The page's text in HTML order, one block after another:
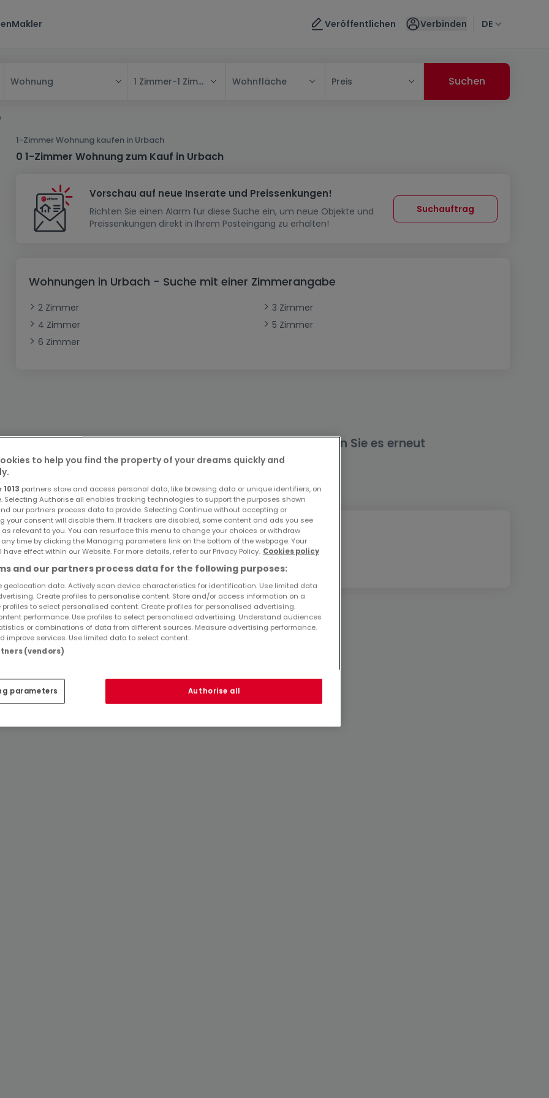
Makler Veröffentlichen Verbinden DE
Wohnung
Haus
Reihenhaus
Doppelhaushälfte
Schloss
Hof
Bauernhaus
Landhaus
Wohnung
Schlafzimmer
1-Zimmer-Apartment
Dreigeschossige Wohnung
Loft
Dachgeschoss
Erdgeschoss
Wohnanlage
Wohnsiedlung
Haus bauen
Musterhaus
Renditeobjekt
Kein Bauland
Gewerbliches Grundstück
Garage - Parkplatz
Carport
Garage
Büro
Büro
Gewerbe
Ladenfläche
Geschäft
1 Zimmer- 1 Zimmer Wohnfläche Preis
1-Zimmer Wohnung kaufen in Urbach
0 1-Zimmer Wohnung zum Kauf in Urbach
Vorschau auf neue Inserate und Preissenkungen!
Richten Sie einen Alarm für diese Suche ein, um neue Objekte und
Preissenkungen direkt in Ihrem Posteingang zu erhalten!
Suchauftrag
Wohnungen in Urbach - Suche mit einer Zimmerangabe
2 Zimmer
3 Zimmer
4 Zimmer
5 Zimmer
6 Zimmer
Bitte ändern Sie Ihre Suche und versuchen Sie es erneut
Top Suchaufträge
to help you find the property of your dreams quickly and
1013 partners store and access personal data, like browsing data or unique identifiers, on
Selecting Authorise all enables tracking technologies to support the purposes shown
our partners process data to provide. Selecting Continue without accepting or
your consent will disable them. If trackers are disabled, some content and ads you see
as relevant to you. You can resurface this menu to change your choices or withdraw
time by clicking the Managing parameters link on the bottom of the webpage. Your
have effect within our Website. For more details, refer to our Privacy Policy. Cookies policy
and our partners process data for the following purposes:
geolocation data. Actively scan device characteristics for identification. Use limited data
Create profiles to personalise content. Store and/or access information on a
profiles to select personalised content. Create profiles for personalised advertising.
performance. Use profiles to select personalised advertising. Understand audiences
or combinations of data from different sources. Measure advertising performance.
improve services. Use limited data to select content.
(vendors)
parameters Authorise all